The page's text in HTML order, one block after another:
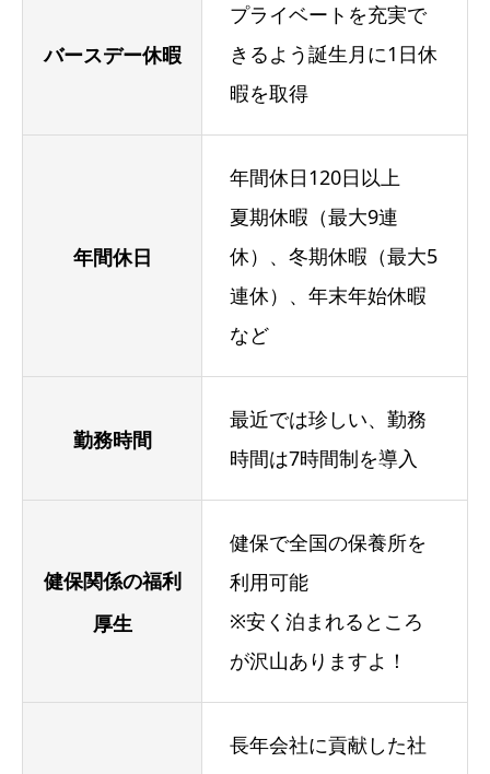
バースデー休暇
プライベートを充実で
きるよう誕生月に1日休
暇を取得
年間休日
年間休日120日以上
夏期休暇（最大9連
休）、冬期休暇（最大5
連休）、年末年始休暇
など
勤務時間
最近では珍しい、勤務
時間は7時間制を導入
健保関係の福利
厚生
健保で全国の保養所を
利用可能
※安く泊まれるところ
が沢山ありますよ！
長年会社に貢献した社